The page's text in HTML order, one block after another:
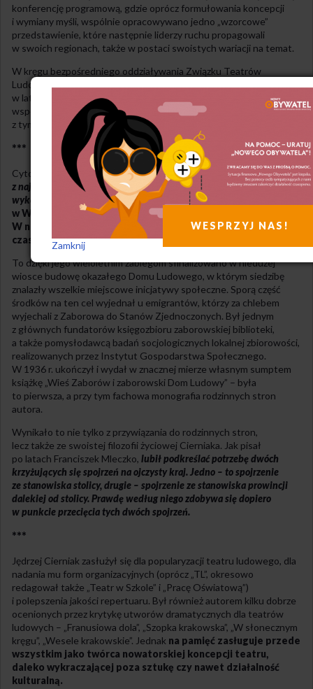
konferencję programową, gdzie oprócz formułowania koncepcji
i wymiany myśli, wspólnie opracowywano jedno „wzorcowe”
przedstawienie, które następnie liderzy ruchu propagowali
w swoich regionach, także w postaci swoistych wariacji na temat.
W kręgu bezpośredniego oddziaływania Związku Teatrów
Ludowych oraz Instytutu Teatrów Ludowych znajdowało się
w latach 30. od 1000 do 1400 zespołów dość ściśle
współpracujących oraz ponad drugie tyle o luźniejszych więzach
z tym środowiskiem.
***
Cytowany już Pigoń napisał o Cierniaku, że był on jednym
z najpiękniejszych przykładów inteligenta, który się nie dał
wykorzenić z gruntu rodzinnego.Choć od lat mieszkał
w Warszawie, nigdy nie zapomniał o maleńkim Zaborowie.
W nawale pracy zawodowej i społecznikowskiej, znajdował
czas na różnorakie formy wspierania społeczności lokalnej.
To dzięki jego wieloletnim zabiegom sfinalizowano w niedużej
wiosce budowę okazałego Domu Ludowego, w którym siedzibę
znalazły wszelkie miejscowe inicjatywy społeczne. Sporą część
środków na ten cel wyjednał u emigrantów, którzy za chlebem
wyjechali z Zaborowa do Stanów Zjednoczonych. Był jednym
z głównych fundatorów księgozbioru zaborowskiej biblioteki,
a także pomysłodawcą badań socjologicznych lokalnej zbiorowości,
realizowanych przez Instytut Gospodarstwa Społecznego.
W 1936 r. ukończył i wydał w znacznej mierze własnym sumptem
książkę „Wieś Zaborów i zaborowski Dom Ludowy” – była
to pierwsza, a przy tym fachowa monografia rodzinnych stron
autora.
Wynikało to nie tylko z przywiązania do rodzinnych stron,
lecz także ze swoistej filozofii życiowej Cierniaka. Jak pisał
po latach Franciszek Mleczko, lubił podkreślać potrzebę dwóch
krzyżujących się spojrzeń na ojczysty kraj. Jedno – to spojrzenie
ze stanowiska stolicy, drugie – spojrzenie ze stanowiska prowincji
dalekiej od stolicy. Prawdę według niego zdobywa się dopiero
w punkcie przecięcia tych dwóch spojrzeń.
***
Jędrzej Cierniak zasłużył się dla popularyzacji teatru ludowego, dla
nadania mu form organizacyjnych (oprócz „TL”, okresowo
redagował także „Teatr w Szkole” i „Pracę Oświatową”)
i polepszenia jakości repertuaru. Był również autorem kilku dobrze
ocenionych przez krytykę utworów dramatycznych dla teatrów
ludowych – „Franusiowa dola”, „Szopka krakowska”, „W słonecznym
kręgu”, „Wesele krakowskie”. Jednak na pamięć zasługuje przede
wszystkim jako twórca nowatorskiej koncepcji teatru,
daleko wykraczającej poza sztukę czy nawet działalność
kulturalną.
WESPRZYJ NAS!
Zamknij